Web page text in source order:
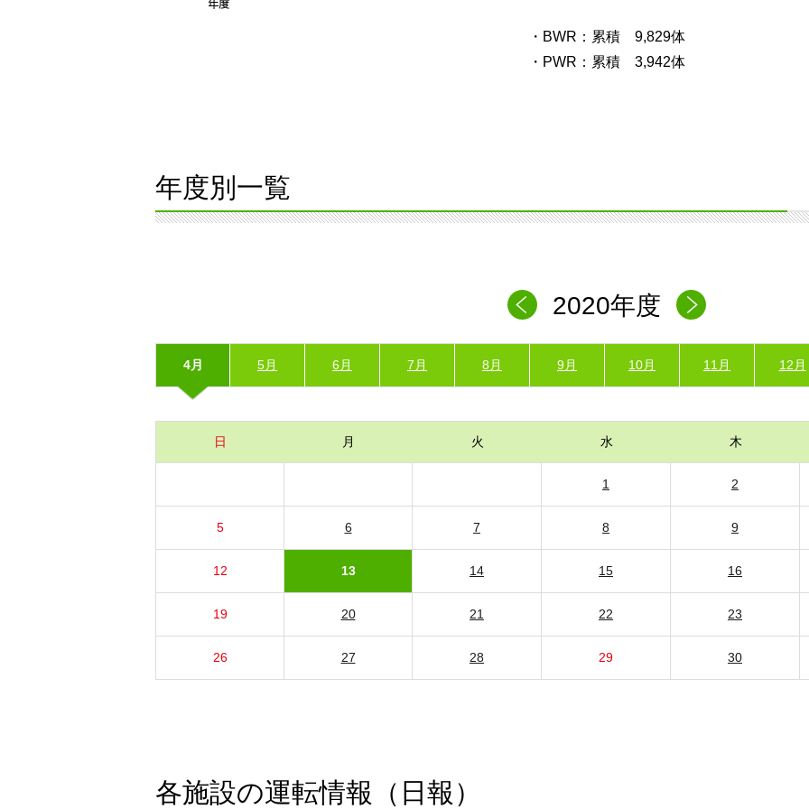
・BWR：累積 9,829体
・PWR：累積 3,942体
年度別一覧
2020年度
4月 5月 6月 7月 8月 9月 10月 11月 12月
日 月 火 水 木
1 2
5 6 7 8 9
12 13 14 15 16
19 20 21 22 23
26 27 28 29 30
各施設の運転情報（日報）